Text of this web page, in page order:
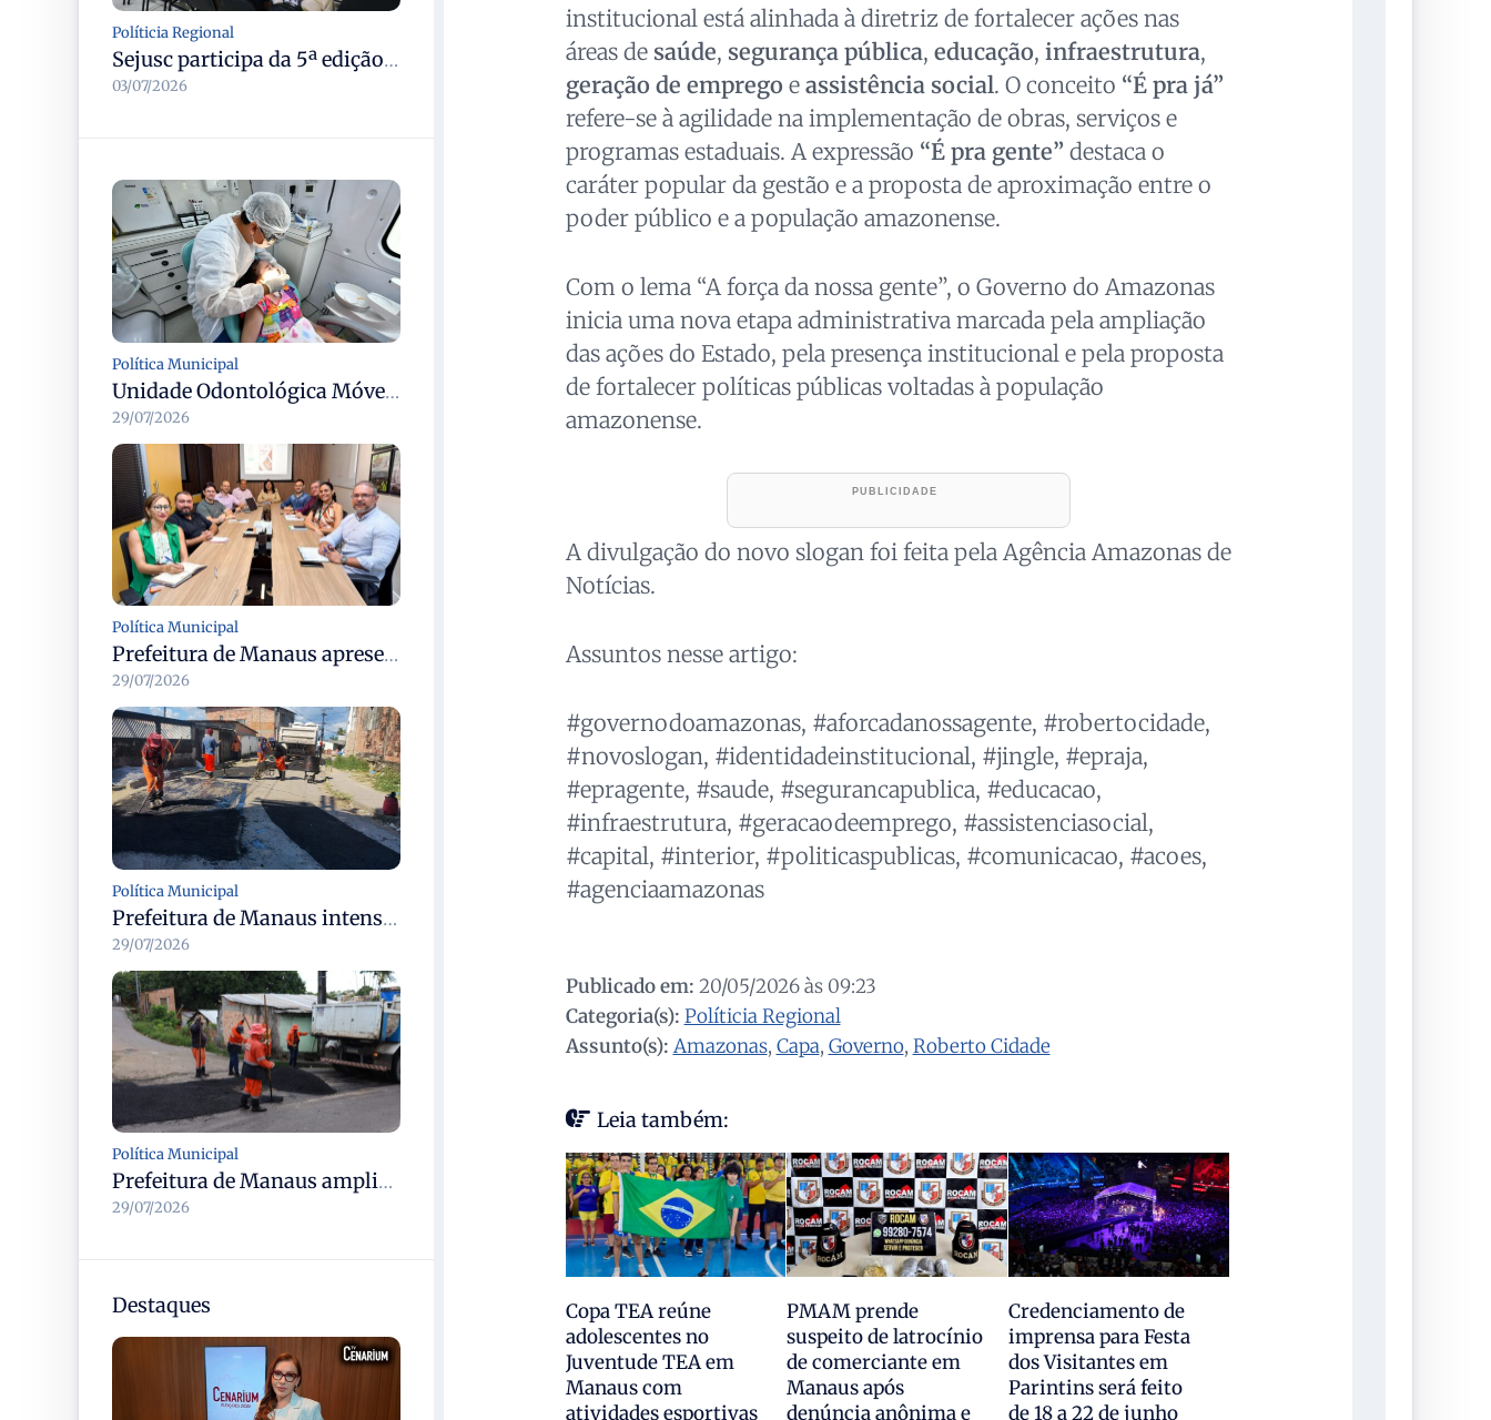
Políticia Regional
Sejusc participa da 5ª edição do Caminhos Literários com foco na cultura hip-hop nas unidades socioeducativas
03/07/2026
Política Municipal
Unidade Odontológica Móvel da Semsa inicia atendimentos a pessoas com mobilidade reduzida no Morar Melhor 13
29/07/2026
Política Municipal
Prefeitura de Manaus apresenta devolutiva do plano de integridade da CGM e atualiza diretrizes para 2027/2028
29/07/2026
Política Municipal
Prefeitura de Manaus intensifica manutenção asfáltica na rua Pará para melhorar mobilidade e segurança
29/07/2026
Política Municipal
Prefeitura de Manaus amplia operação tapa-buracos e recupera rua Leonita Almeida na zona Norte
29/07/2026
Destaques
institucional está alinhada à diretriz de fortalecer ações nas
áreas de saúde, segurança pública, educação, infraestrutura,
geração de emprego e assistência social. O conceito “É pra já”
refere-se à agilidade na implementação de obras, serviços e
programas estaduais. A expressão “É pra gente” destaca o
caráter popular da gestão e a proposta de aproximação entre o
poder público e a população amazonense.
Com o lema “A força da nossa gente”, o Governo do Amazonas
inicia uma nova etapa administrativa marcada pela ampliação
das ações do Estado, pela presença institucional e pela proposta
de fortalecer políticas públicas voltadas à população
amazonense.
A divulgação do novo slogan foi feita pela Agência Amazonas de
Notícias.
Assuntos nesse artigo:
#governodoamazonas, #aforcadanossagente, #robertocidade,
#novoslogan, #identidadeinstitucional, #jingle, #epraja,
#epragente, #saude, #segurancapublica, #educacao,
#infraestrutura, #geracaodeemprego, #assistenciasocial,
#capital, #interior, #politicaspublicas, #comunicacao, #acoes,
#agenciaamazonas
Publicado em: 20/05/2026 às 09:23
Categoria(s): Políticia Regional
Assunto(s): Amazonas, Capa, Governo, Roberto Cidade
Leia também:
Copa TEA reúne
adolescentes no
Juventude TEA em
Manaus com
atividades esportivas
PMAM prende
suspeito de latrocínio
de comerciante em
Manaus após
denúncia anônima e
Credenciamento de
imprensa para Festa
dos Visitantes em
Parintins será feito
de 18 a 22 de junho